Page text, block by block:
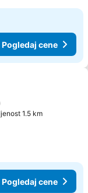
Pogledaj cene
1.5 km
Pogledaj cene